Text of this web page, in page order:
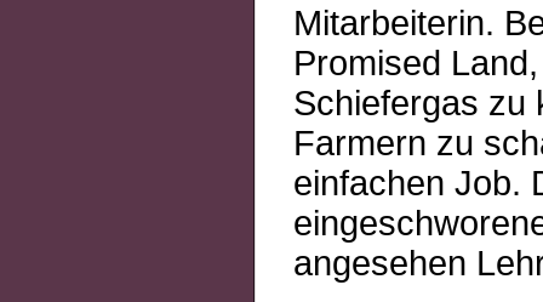
Mitarbeiterin.
Promised
Schiefergas zu
Farmern zu
einfachen Job.
angesehen